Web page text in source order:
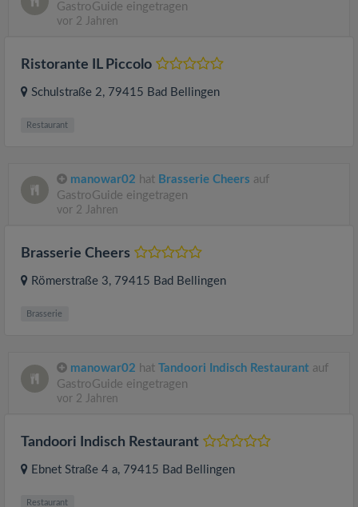
GastroGuide eingetragen
vor 2 Jahren
Ristorante IL Piccolo
Schulstraße 2, 79415 Bad Bellingen
Restaurant
manowar02 hat Brasserie Cheers auf
GastroGuide eingetragen
vor 2 Jahren
Brasserie Cheers
Römerstraße 3, 79415 Bad Bellingen
Brasserie
manowar02 hat Tandoori Indisch Restaurant auf
GastroGuide eingetragen
vor 2 Jahren
Tandoori Indisch Restaurant
Ebnet Straße 4 a, 79415 Bad Bellingen
Restaurant